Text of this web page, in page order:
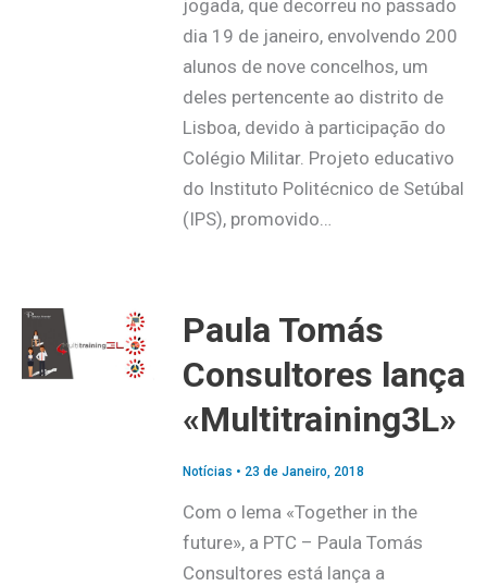
jogada, que decorreu no passado
dia 19 de janeiro, envolvendo 200
alunos de nove concelhos, um
deles pertencente ao distrito de
Lisboa, devido à participação do
Colégio Militar. Projeto educativo
do Instituto Politécnico de Setúbal
(IPS), promovido…
Paula Tomás
Consultores lança
«Multitraining3L»
Notícias • 23 de Janeiro, 2018
Com o lema «Together in the
future», a PTC – Paula Tomás
Consultores está lança a